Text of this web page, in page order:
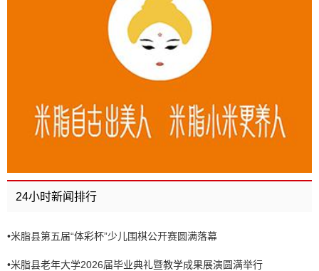
24小时新闻排行
•米脂县第五届“体彩杯”少儿围棋公开赛圆满落幕
•米脂县老年大学2026届毕业典礼暨教学成果展演圆满举行